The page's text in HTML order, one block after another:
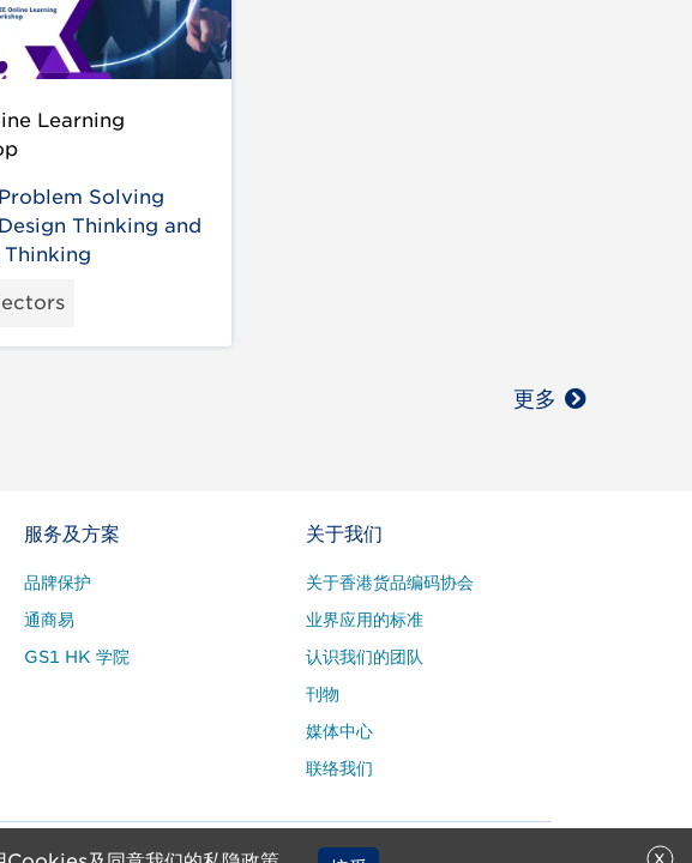
Learning
Solving
Thinking and
Thinking
更多
服务及方案
品牌保护
通商易
GS1 HK 学院
关于我们
关于香港货品编码协会
业界应用的标准
认识我们的团队
刊物
媒体中心
联络我们
x